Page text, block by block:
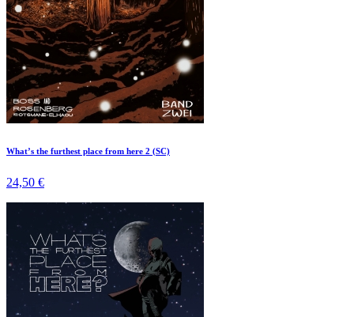
What’s the furthest place from here 2 (SC)
24,50 €